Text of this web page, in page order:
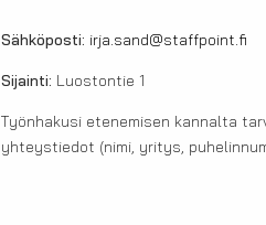
Sähköposti: irja.sand@staffpoint.fi
Sijainti: Luostontie 1
Työnhakusi etenemisen kannalta
yhteystiedot (nimi, yritys,